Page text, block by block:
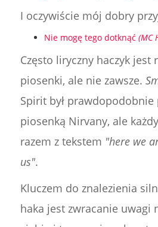
I oczywiście mój dobry
Nie mogę tego dotknąć (MC
Często liryczny haczyk jest
piosenki, ale nie zawsze.
Spirit był prawdopodobnie
piosenką Nirvany, ale
razem z tekstem "here we
us".
Kluczem do znalezienia
haka jest zwracanie uwagi